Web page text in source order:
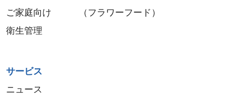
ご家庭向け （フラワーフード）
衛生管理
サービス
ニュース